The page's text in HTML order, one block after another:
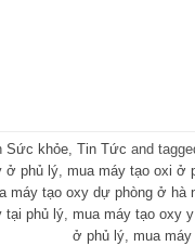
Sức khỏe, Tin Tức and
ở phủ lý, mua máy tạo oxi ở
máy tạo oxy dự phòng ở hà
tại phủ lý, mua máy tạo oxy
ở phủ lý, mua